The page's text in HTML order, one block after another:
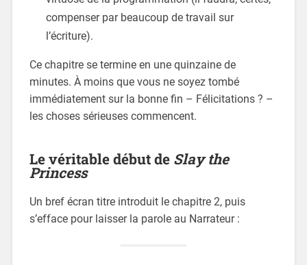
compenser par beaucoup de travail sur
l’écriture).
Ce chapitre se termine en une quinzaine de
minutes. À moins que vous ne soyez tombé
immédiatement sur la bonne fin – Félicitations ? –
les choses sérieuses commencent.
Le véritable début de Slay the
Princess
Un bref écran titre introduit le chapitre 2, puis
s’efface pour laisser la parole au Narrateur :